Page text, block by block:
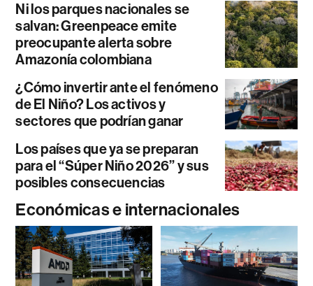
Ni los parques nacionales se
salvan: Greenpeace emite
preocupante alerta sobre
Amazonía colombiana
¿Cómo invertir ante el fenómeno
de El Niño? Los activos y
sectores que podrían ganar
Los países que ya se preparan
para el “Súper Niño 2026” y sus
posibles consecuencias
Económicas e internacionales